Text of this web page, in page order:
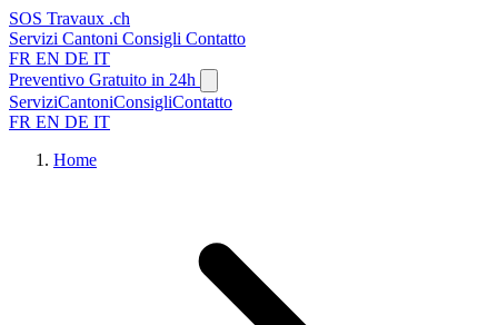
SOS Travaux .ch
Servizi Cantoni Consigli Contatto
FR EN DE IT
Preventivo Gratuito in 24h
ServiziCantoniConsigliContatto
FR EN DE IT
Home